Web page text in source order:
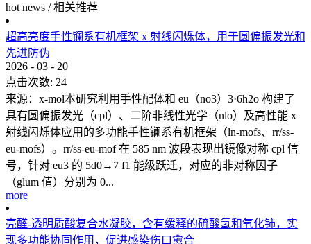
hot news / 相关推荐
超高亮度手性镧系有机框架 x 射线闪烁体，用于圆偏振发光和
先进防伪
2026 - 03 - 20
点击次数: 24
来源：x-mol本研究利用手性配体和 eu（no3）3·6h2o 构建了
具有圆偏振发光（cpl）、二阶非线性光学（nlo）及高性能 x
射线闪烁体应用的多功能手性镧系有机框架（ln-mofs、rr/ss-
eu-mofs）。rr/ss-eu-mof 在 585 nm 波段表现出镜像对称 cpl 信
号，针对 eu3 的 5d0→7 f1 能级跃迁，对应的非对称因子
（glum 值）分别为 0...
more
壳醛-透明质酸复合水凝胶，含有缓释的硫酸氢和氧化铈，实
现多功能协同作用，促进感染伤口愈合